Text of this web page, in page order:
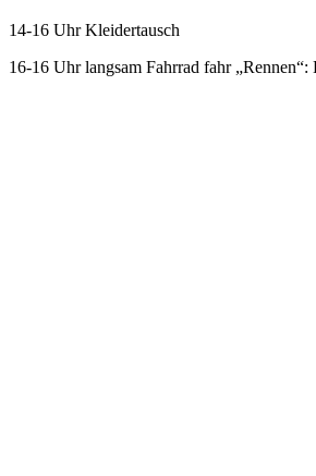
14-16 Uhr Kleidertausch
16-16 Uhr langsam Fahrrad fahr